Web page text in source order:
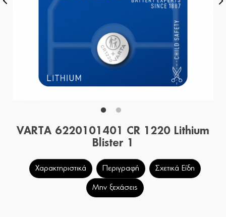
VARTA 6220101401 CR 1220 Lithium
Blister 1
Χαρακτηριστικά Περιγραφή Σχετικά Είδη
Μην ξεχάσεις